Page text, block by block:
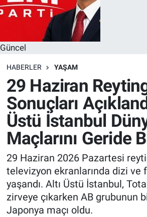
Güncel
HABERLER YAŞAM
29 Haziran
Sonuçları
Üstü İstanbul
Maçlarını Geride
29 Haziran 2026 Pazartesi
televizyon ekranlarında dizi ve
yaşandı. Altı Üstü İstanbul,
zirveye çıkarken AB grubunun
Japonya maçı oldu.